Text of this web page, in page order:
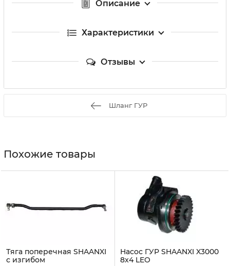
Описание
Характеристики
Отзывы
Шланг ГУР
Похожие товары
Тяга поперечная SHAANXI
с изгибом
Насос ГУР SHAANXI X3000
8x4 LEO